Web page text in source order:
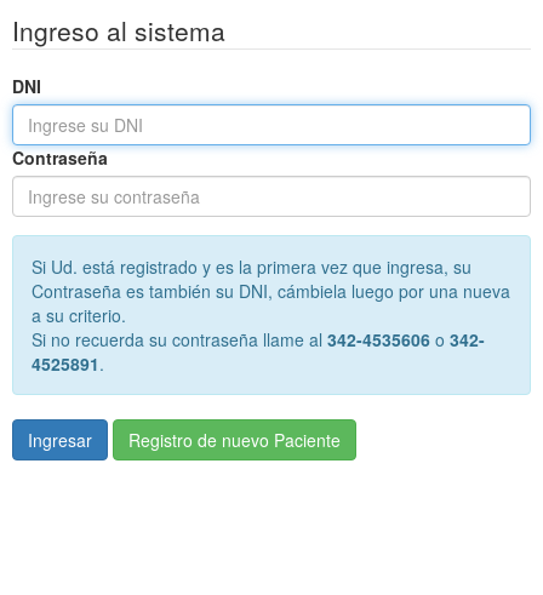
Ingreso al sistema
DNI
Contraseña
Si Ud. está registrado y es la primera vez que ingresa, su
Contraseña es también su DNI, cámbiela luego por una nueva
a su criterio.
Si no recuerda su contraseña llame al 342-4535606 o 342-
4525891.